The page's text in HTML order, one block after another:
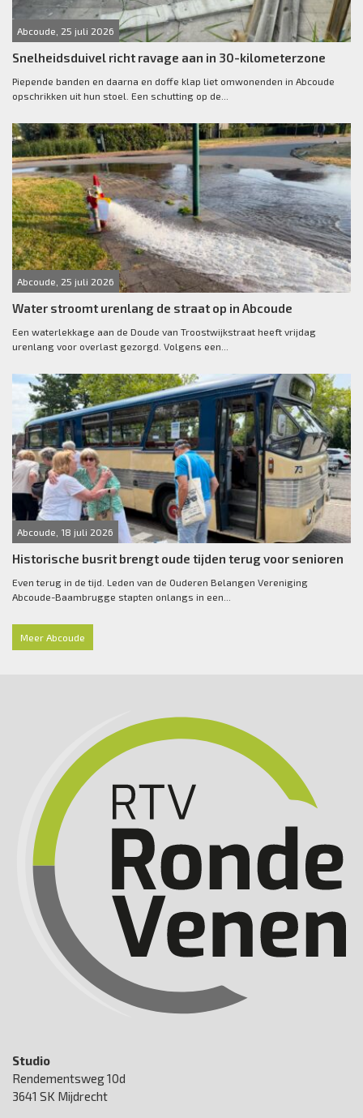
Abcoude, 25 juli 2026
Snelheidsduivel richt ravage aan in 30-kilometerzone
Piepende banden en daarna en doffe klap liet omwonenden in Abcoude
opschrikken uit hun stoel. Een schutting op de...
Abcoude, 25 juli 2026
Water stroomt urenlang de straat op in Abcoude
Een waterlekkage aan de Doude van Troostwijkstraat heeft vrijdag
urenlang voor overlast gezorgd. Volgens een...
Abcoude, 18 juli 2026
Historische busrit brengt oude tijden terug voor senioren
Even terug in de tijd. Leden van de Ouderen Belangen Vereniging
Abcoude-Baambrugge stapten onlangs in een...
Meer Abcoude
Studio
Rendementsweg 10d
3641 SK Mijdrecht